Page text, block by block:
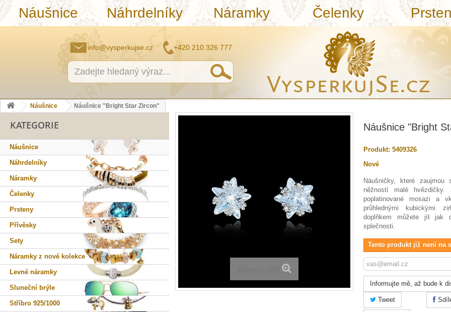
Náušnice Náhrdelníky Náramky Čelenky
info@vysperkujse.cz +420 210 326 777
Náušnice Náušnice "Bright Star Zircon"
KATEGORIE
Náušnice
Náhrdelníky
Náramky
Čelenky
Prsteny
Přívěsky
Sety
Náramky z nové kolekce
Levné náramky
Sluneční brýle
Stříbro 925/1000
Náušnice "Bright
Produkt: 5409326
Nové
Náušničky, které zaujmou
něžností malé
poplatinované mosazi a
průhlednými kubickými
doplňkem můžete jít jak
splečnosti.
Tento produkt již není na
Informujte mě, až bude k
Tweet